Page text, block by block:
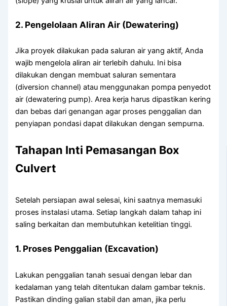
2. Pengelolaan Aliran Air (Dewatering)
Jika proyek dilakukan pada saluran air yang aktif, Anda
wajib mengelola aliran air terlebih dahulu. Ini bisa
dilakukan dengan membuat saluran sementara
(diversion channel) atau menggunakan pompa penyedot
air (dewatering pump). Area kerja harus dipastikan kering
dan bebas dari genangan agar proses penggalian dan
penyiapan pondasi dapat dilakukan dengan sempurna.
Tahapan Inti Pemasangan Box
Culvert
Setelah persiapan awal selesai, kini saatnya memasuki
proses instalasi utama. Setiap langkah dalam tahap ini
saling berkaitan dan membutuhkan ketelitian tinggi.
1. Proses Penggalian (Excavation)
Lakukan penggalian tanah sesuai dengan lebar dan
kedalaman yang telah ditentukan dalam gambar teknis.
Pastikan dinding galian stabil dan aman, jika perlu